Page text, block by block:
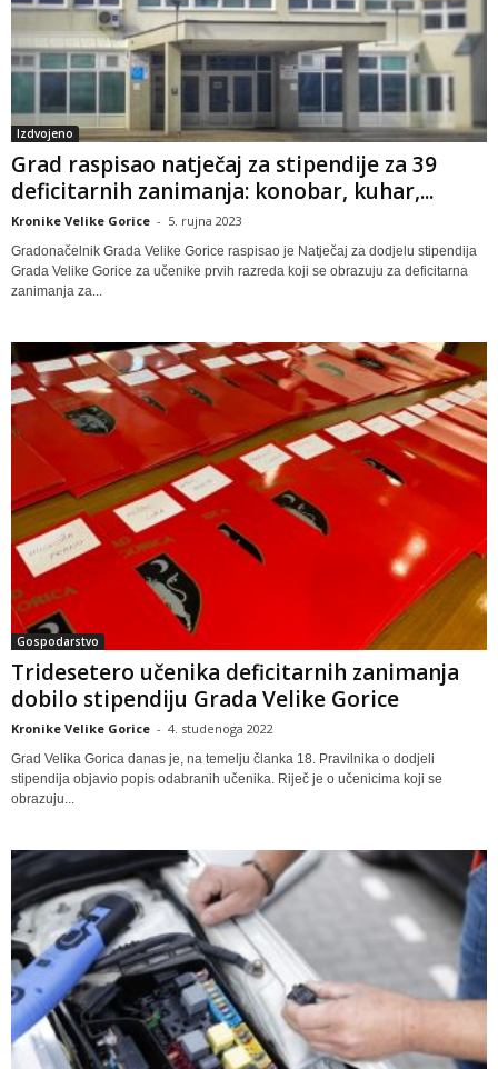
Izdvojeno
Grad raspisao natječaj za stipendije za 39
deficitarnih zanimanja: konobar, kuhar,...
Kronike Velike Gorice - 5. rujna 2023
Gradonačelnik Grada Velike Gorice raspisao je Natječaj za dodjelu stipendija
Grada Velike Gorice za učenike prvih razreda koji se obrazuju za deficitarna
zanimanja za...
Gospodarstvo
Tridesetero učenika deficitarnih zanimanja
dobilo stipendiju Grada Velike Gorice
Kronike Velike Gorice - 4. studenoga 2022
Grad Velika Gorica danas je, na temelju članka 18. Pravilnika o dodjeli
stipendija objavio popis odabranih učenika. Riječ je o učenicima koji se
obrazuju...